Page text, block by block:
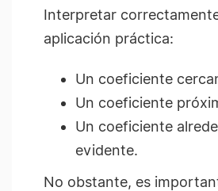
Interpretar
aplicación práctica:
Un coeficiente
Un coeficiente
Un coeficiente
evidente.
No obstante, es